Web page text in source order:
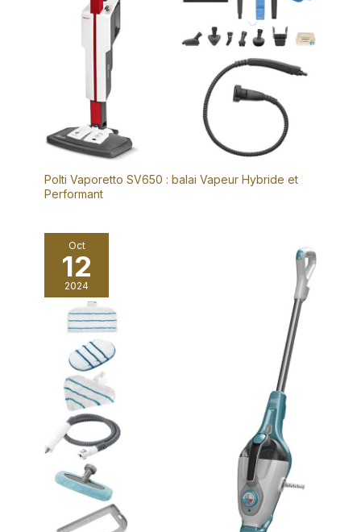
Polti Vaporetto SV650 : balai Vapeur Hybride et
Performant
Oct
12
2024